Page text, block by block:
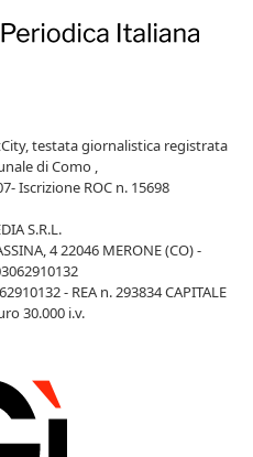
testata giornalistica registrata
di Como ,
Iscrizione ROC n. 15698
S.R.L.
4 22046 MERONE (CO) -
- REA n. 293834 CAPITALE
30.000 i.v.